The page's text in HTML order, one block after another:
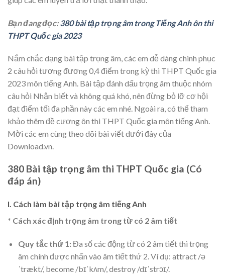
Bạn đang đọc:380 bài tập trọng âm trong Tiếng Anh ôn thi
THPT Quốc gia 2023
Nắm chắc dạng bài tập trọng âm, các em dễ dàng chinh phục
2 câu hỏi tương đương 0,4 điểm trong kỳ thi THPT Quốc gia
2023 môn tiếng Anh. Bài tập đánh dấu trọng âm thuộc nhóm
câu hỏi Nhận biết và không quá khó, nên đừng bỏ lỡ cơ hội
đạt điểm tối đa phần này các em nhé. Ngoài ra, có thể tham
khảo thêm đề cương ôn thi THPT Quốc gia môn tiếng Anh.
Mời các em cùng theo dõi bài viết dưới đây của
Download.vn.
380 Bài tập trọng âm thi THPT Quốc gia (Có
đáp án)
I. Cách làm bài tập trọng âm tiếng Anh
* Cách xác định trọng âm trong từ có 2 âm tiết
Quy tắc thứ 1:Đa số các động từ có 2 âm tiết thì trọng
âm chính được nhấn vào âm tiết thứ 2. Ví dụ: attract /ə
ˈtrækt/, become /bɪˈkʌm/, destroy /dɪˈstrɔɪ/.